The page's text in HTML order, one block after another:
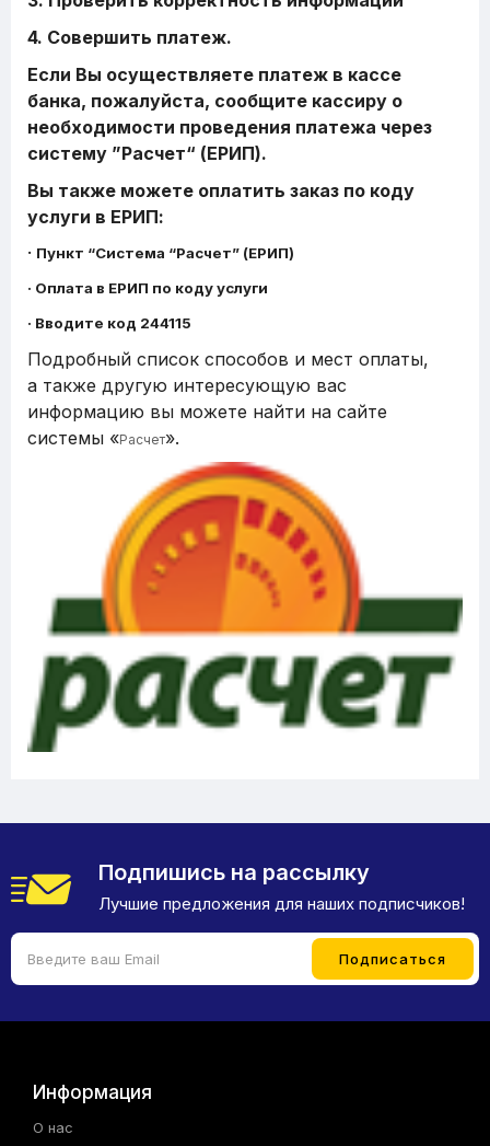
4. Совершить платеж.
Если Вы осуществляете платеж в кассе
банка, пожалуйста, сообщите кассиру о
необходимости проведения платежа через
систему ”Расчет“ (ЕРИП).
Вы также можете оплатить заказ по коду
услуги в ЕРИП:
· Пункт “Система “Расчет” (ЕРИП)
· Оплата в ЕРИП по коду услуги
· Вводите код 244115
Подробный список способов и мест оплаты,
а также другую интересующую вас
информацию вы можете найти на сайте
системы «Расчет».
Подпишись на рассылку
Лучшие предложения для наших подписчиков!
Информация
О нас